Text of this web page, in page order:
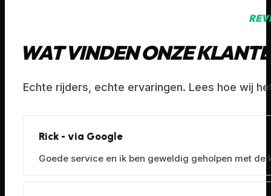
WAT VINDEN ONZE
Echte rijders, echte ervaringen. Lees hoe wij
Rick - via Google
Goede service en ik ben geweldig geholpen met